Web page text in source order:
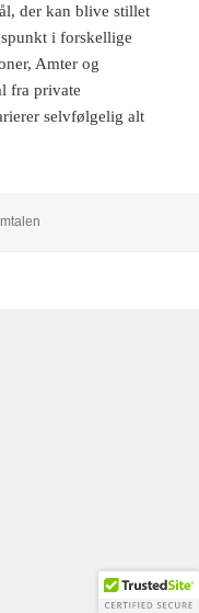
der kan blive stillet
i forskellige
Amter og
fra private
selvfølgelig alt
du kan blive